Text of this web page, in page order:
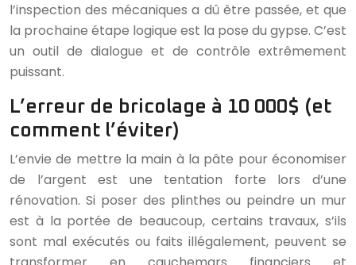
l’inspection des mécaniques a dû être passée, et que
la prochaine étape logique est la pose du gypse. C’est
un outil de dialogue et de contrôle extrêmement
puissant.
L’erreur de bricolage à 10 000$ (et
comment l’éviter)
L’envie de mettre la main à la pâte pour économiser
de l’argent est une tentation forte lors d’une
rénovation. Si poser des plinthes ou peindre un mur
est à la portée de beaucoup, certains travaux, s’ils
sont mal exécutés ou faits illégalement, peuvent se